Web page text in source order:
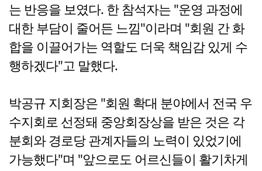
는 반응을 보였다. 한 참석자는 "운영 과정에
대한 부담이 줄어든 느낌"이라며 "회원 간 화
합을 이끌어가는 역할도 더욱 책임감 있게 수
행하겠다"고 말했다.
박공규 지회장은 "회원 확대 분야에서 전국 우
수지회로 선정돼 중앙회장상을 받은 것은 각
분회와 경로당 관계자들의 노력이 있었기에
가능했다"며 "앞으로도 어르신들이 활기차게